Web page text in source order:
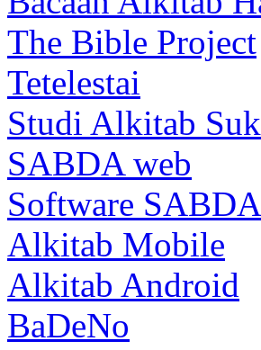
The Bible Project
Tetelestai
Studi Alkitab
SABDA web
Software SABDA
Alkitab Mobile
Alkitab Android
BaDeNo